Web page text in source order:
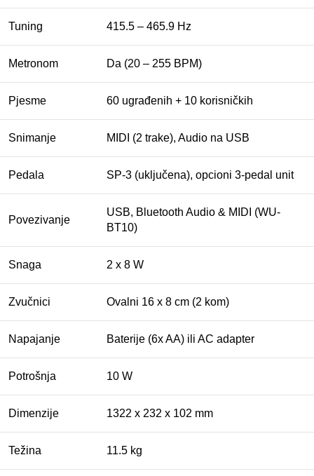
Tuning 415.5 – 465.9 Hz
Metronom Da (20 – 255 BPM)
Pjesme 60 ugrađenih + 10 korisničkih
Snimanje MIDI (2 trake), Audio na USB
Pedala SP-3 (uključena), opcioni 3-pedal unit
Povezivanje
USB, Bluetooth Audio & MIDI (WU-
BT10)
Snaga 2 x 8 W
Zvučnici Ovalni 16 x 8 cm (2 kom)
Napajanje Baterije (6x AA) ili AC adapter
Potrošnja 10 W
Dimenzije 1322 x 232 x 102 mm
Težina 11.5 kg